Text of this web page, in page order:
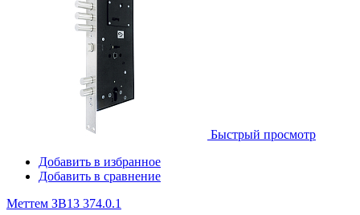
Быстрый просмотр
Добавить в избранное
Добавить в сравнение
Меттем ЗВ13 374.0.1